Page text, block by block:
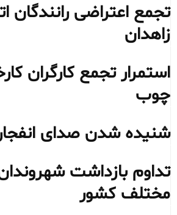
تجمع اعتراضی رانندگان
زاهدان
استمرار تجمع کارگران
چوب
شنیده شدن صدای
تداوم بازداشت
مختلف کشور